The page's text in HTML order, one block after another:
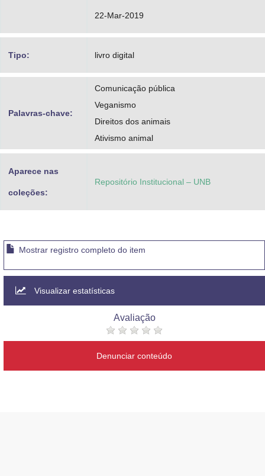
22-Mar-2019
Tipo: livro digital
Palavras-chave:
Comunicação pública
Veganismo
Direitos dos animais
Ativismo animal
Aparece nas
coleções:
Repositório Institucional – UNB
Mostrar registro completo do item
Visualizar estatísticas
Avaliação
Denunciar conteúdo